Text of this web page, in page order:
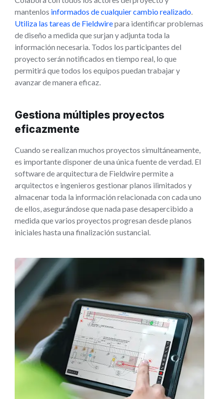
mantenlos informados de cualquier cambio realizado
Utiliza las tareas de Fieldwirepara identificar problemas
de diseño a medida que surjan y adjunta toda la
información necesaria. Todos los participantes del
proyecto serán notificados en tiempo real, lo que
permitirá que todos los equipos puedan trabajar y
avanzar de manera eficaz.
Gestiona múltiples proyectos
eficazmente
Cuando se realizan muchos proyectos simultáneamente,
es importante disponer de una única fuente de verdad. El
software de arquitectura de Fieldwire permite a
arquitectos e ingenieros gestionar planos ilimitados y
almacenar toda la información relacionada con cada uno
de ellos, asegurándose que nada pase desapercibido a
medida que varios proyectos progresan desde planos
iniciales hasta una finalización sustancial.